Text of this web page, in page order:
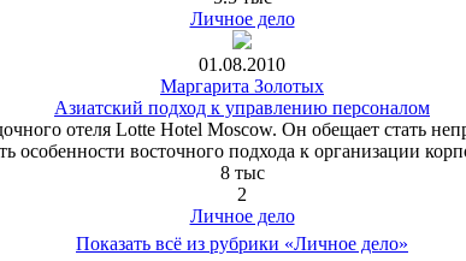
Личное дело
01.08.2010
Маргарита Золотых
Азиатский подход к управлению персоналом
отеля Lotte Hotel Moscow. Он обещает стать
особенности восточного подхода к организации
8 тыс
2
Личное дело
Показать всё из рубрики «Личное дело»